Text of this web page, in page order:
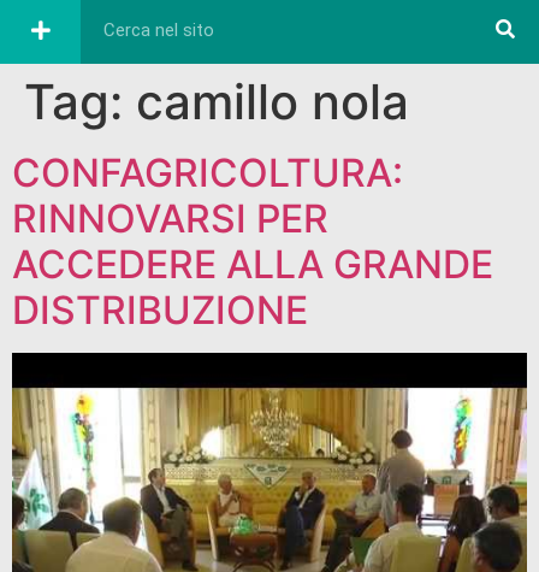
Tag: camillo nola
CONFAGRICOLTURA:
RINNOVARSI PER
ACCEDERE ALLA GRANDE
DISTRIBUZIONE